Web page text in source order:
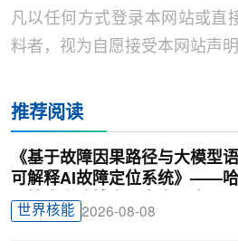
凡以任何方式登录本网站或直
料者，视为自愿接受本网站声明
推荐阅读
《基于故障因果路径与大模型
可解释AI故障定位系统》——
与技术学院博士研究生汪鑫
世界核能 2026-08-08